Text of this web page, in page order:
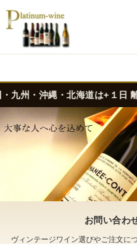
沖縄・北海道は+１日 離島な
お問い合わ
ヴィンテージワイン選びやご注文に